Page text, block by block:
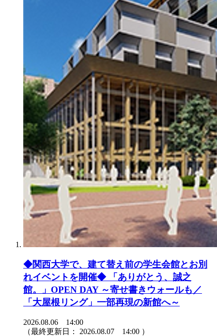
◆関西大学で、建て替え前の学生会館とお別
れイベントを開催◆ 「ありがとう、誠之
館。」OPEN DAY ～寄せ書きウォールも／
「大屋根リング」一部再現の新館へ～
2026.08.06 14:00
（最終更新日： 2026.08.07 14:00 ）